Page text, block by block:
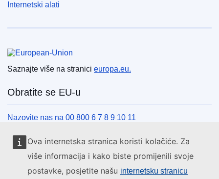
Ova internetska stranica koristi kolačiće. Za
više informacija i kako biste promijenili svoje
postavke, posjetite našu internetsku stranicu
Internetski alati
Europska unija
Saznajte više na stranici europa.eu.
Obratite se EU-u
Nazovite nas na 00 800 6 7 8 9 10 11
Uspostavite telefonsku vezu na drugi način
Pišite nam služeći se našim obrascem za kontakt
Upoznajte nas u jednom od centara EU-a